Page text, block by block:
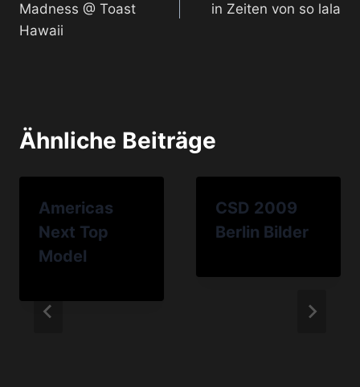
Madness @ Toast
Hawaii
in Zeiten von so lala
Ähnliche Beiträge
Americas
Next Top
Model
CSD 2009
Berlin Bilder